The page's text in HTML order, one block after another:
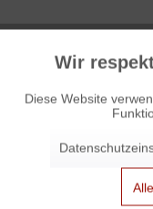
Wandteppich Der
Funktionale
Wir
Diese Website